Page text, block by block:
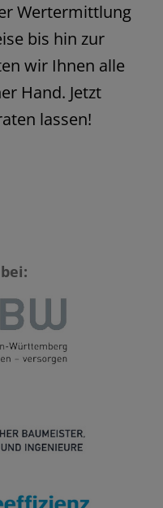
Wertermittlung
bis hin zur
wir Ihnen alle
Hand. Jetzt
lassen!